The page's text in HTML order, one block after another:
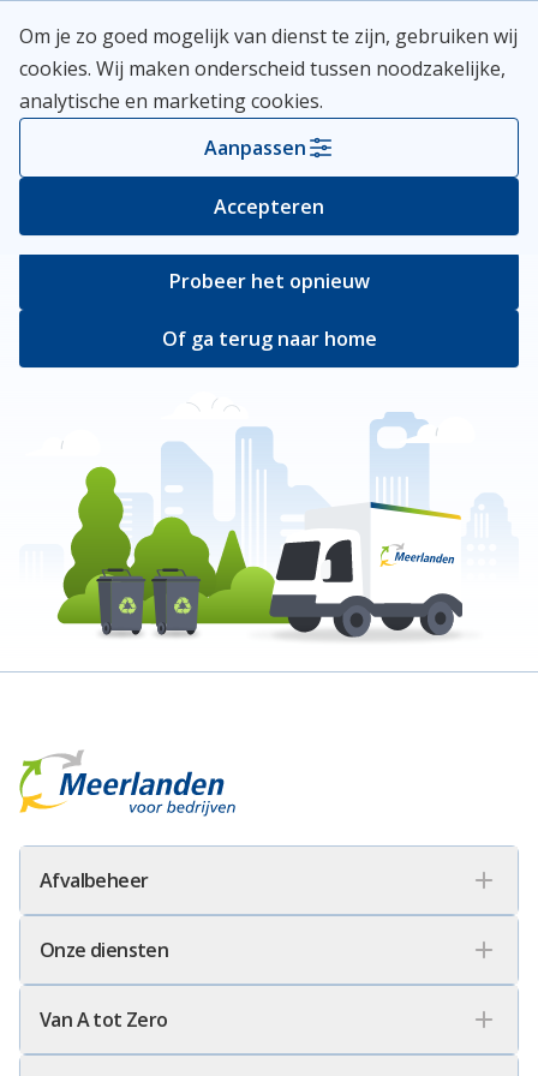
naar
inhoud
Meerlanden Logo
Open
Er ging iets mis
Bij het ophalen van de pagina ging er iets
verkeerd.
Probeer het opnieuw
Of ga terug naar home
Meerlanden Voor Bedrijven Logo
Afvalbeheer
Onze diensten
Van A tot Zero
Om je zo goed mogelijk van dienst te zijn, gebruiken wij
cookies. Wij maken onderscheid tussen noodzakelijke,
analytische en marketing cookies.
Aanpassen
Accepteren